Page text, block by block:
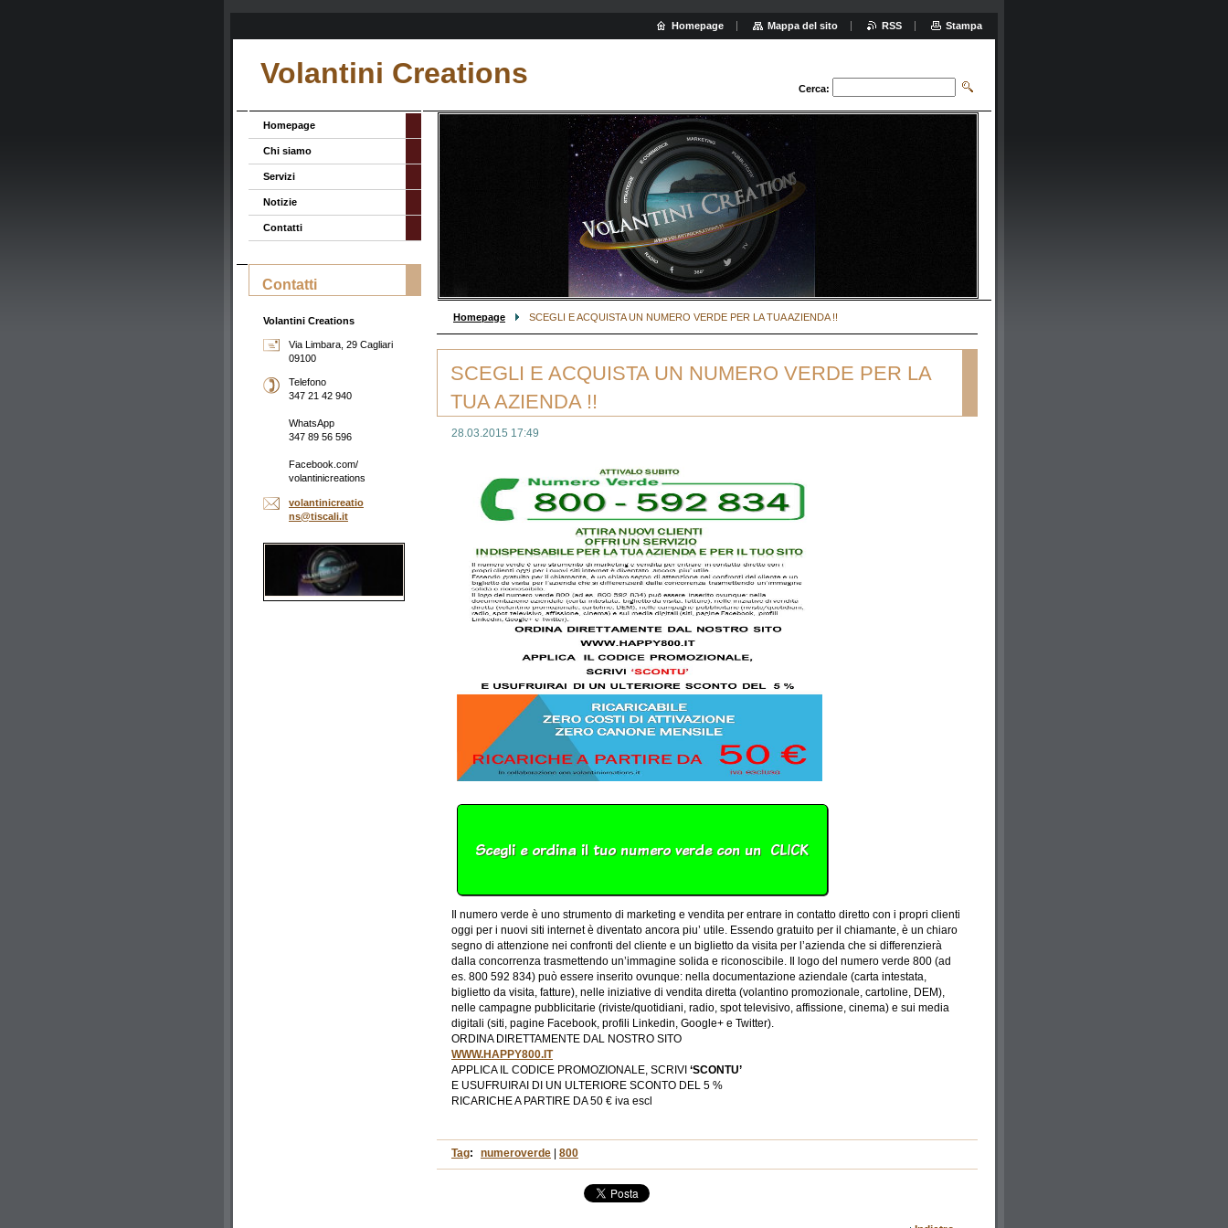
Volantini Creations Cerca:
Homepage SCEGLI E ACQUISTA UN NUMERO VERDE PER LA TUA AZIENDA !!
SCEGLI E ACQUISTA UN NUMERO VERDE PER LA
TUA AZIENDA !!
28.03.2015 17:49
Il numero verde è uno strumento di marketing e vendita per entrare in contatto diretto con i propri clienti
oggi per i nuovi siti internet è diventato ancora piu’ utile. Essendo gratuito per il chiamante, è un chiaro
segno di attenzione nei confronti del cliente e un biglietto da visita per l’azienda che si differenzierà
dalla concorrenza trasmettendo un’immagine solida e riconoscibile. Il logo del numero verde 800 (ad
es. 800 592 834) può essere inserito ovunque: nella documentazione aziendale (carta intestata,
biglietto da visita, fatture), nelle iniziative di vendita diretta (volantino promozionale, cartoline, DEM),
nelle campagne pubblicitarie (riviste/quotidiani, radio, spot televisivo, affissione, cinema) e sui media
digitali (siti, pagine Facebook, profili Linkedin, Google+ e Twitter).
ORDINA DIRETTAMENTE DAL NOSTRO SITO
WWW.HAPPY800.IT
APPLICA IL CODICE PROMOZIONALE, SCRIVI ‘SCONTU’
E USUFRUIRAI DI UN ULTERIORE SCONTO DEL 5 %
RICARICHE A PARTIRE DA 50 € iva escl
Tag: numeroverde | 800
Homepage
Chi siamo
Servizi
Notizie
Contatti
Contatti
Volantini Creations
Via Limbara, 29 Cagliari
09100
Telefono
347 21 42 940
WhatsApp
347 89 56 596
Facebook.com/
volantinicreations
volantinicreatio
ns@tiscali.it
Homepage Mappa del sito RSS Stampa